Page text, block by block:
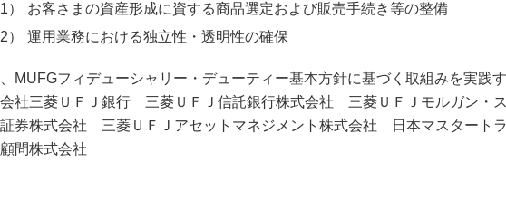
お客さまの資産形成に資する商品選定および販売手続き等の整備
運用業務における独立性・透明性の確保
MUFGフィデューシャリー・デューティー基本方針に基づく取組みを実践
社三菱ＵＦＪ銀行 三菱ＵＦＪ信託銀行株式会社 三菱ＵＦＪモルガン・
券株式会社 三菱ＵＦＪアセットマネジメント株式会社 日本マスタート
問株式会社